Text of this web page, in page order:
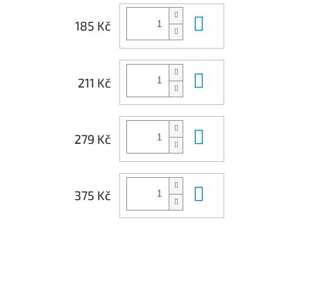
185 Kč
211 Kč
279 Kč
375 Kč